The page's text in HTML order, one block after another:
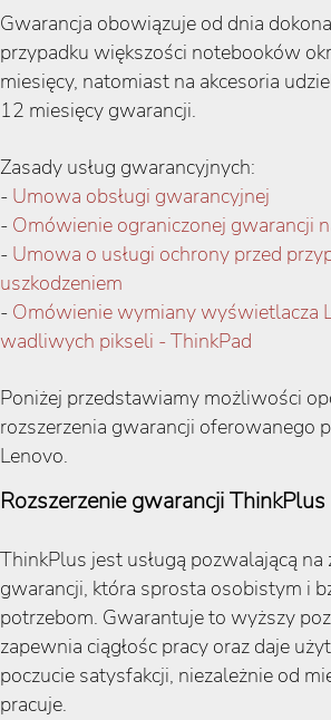
Gwarancja obowiązuje od dnia
przypadku większości notebooków
miesięcy, natomiast na akcesoria
12 miesięcy gwarancji.
Zasady usług gwarancyjnych:
- Umowa obsługi gwarancyjnej
- Omówienie ograniczonej gwarancji
- Umowa o usługi ochrony przed
uszkodzeniem
- Omówienie wymiany wyświetlacza
wadliwych pikseli - ThinkPad
Poniżej przedstawiamy możliwości
rozszerzenia gwarancji oferowanego
Lenovo.
Rozszerzenie gwarancji ThinkPlus
ThinkPlus jest usługą pozwalającą na
gwarancji, która sprosta osobistym i
potrzebom. Gwarantuje to wyższy
zapewnia ciągłośc pracy oraz daje
poczucie satysfakcji, niezależnie od
pracuje.